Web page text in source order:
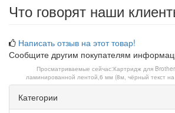
Что говорят наши
Написать отзыв на этот товар!
Сообщите другим покупателям
Просматриваемые сейчас:Картридж для
ламинированной лентой,6 мм (8м, чёрный текст
Категории